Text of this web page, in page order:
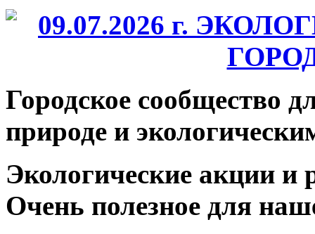
Городское сообщество
природе и
Экологические акции и
Очень полезное для